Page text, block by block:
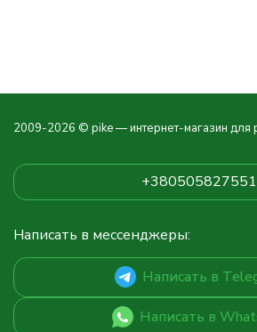
2009-2026 © pike — интернет-магазин для
+380505827551
Написать в мессенджеры:
Написать в
Написать в